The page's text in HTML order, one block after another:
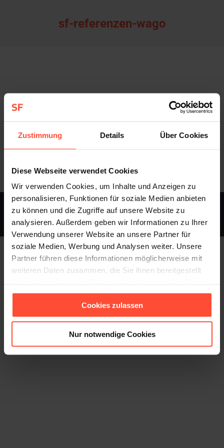
Zustimmung Details Über Cookies
Diese Webseite verwendet Cookies
Wir verwenden Cookies, um Inhalte und Anzeigen zu
personalisieren, Funktionen für soziale Medien anbieten
zu können und die Zugriffe auf unsere Website zu
analysieren. Außerdem geben wir Informationen zu Ihrer
Verwendung unserer Website an unsere Partner für
soziale Medien, Werbung und Analysen weiter. Unsere
Partner führen diese Informationen möglicherweise mit
weiteren Daten zusammen, die Sie ihnen bereitgestellt
gesammelt haben.
Cookies zulassen
Nur notwendige Cookies
sf-referenzen-wago
STURMFEST - Berater für Kommunikation - © 2013 - 2026
Footer